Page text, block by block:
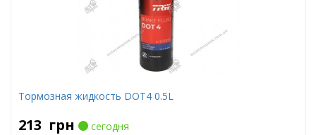
Тормозная жидкость DOT4 0.5L
213 грн
сегодня